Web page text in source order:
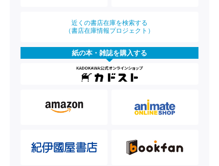
近くの書店在庫を検索する
（書店在庫情報プロジェクト）
紙の本・雑誌を購入する